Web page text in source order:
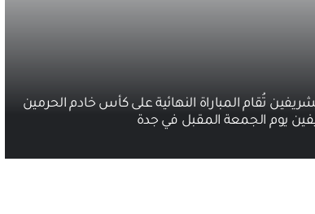
تُقام المباراة النهائية على كأس خادم الحرمين
يوم الجمعة المقبل في جدة